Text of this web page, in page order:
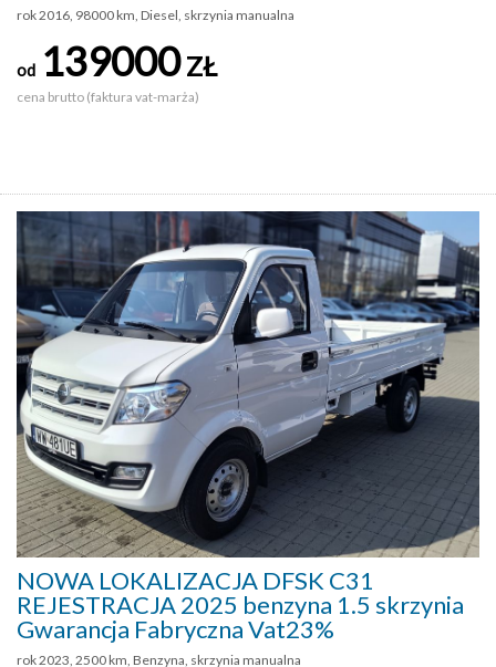
rok 2016, 98000 km, Diesel, skrzynia manualna
od 139000ZŁ
cena brutto (faktura vat-marża)
NOWA LOKALIZACJA DFSK C31
REJESTRACJA 2025 benzyna 1.5 skrzynia
Gwarancja Fabryczna Vat23%
rok 2023, 2500 km, Benzyna, skrzynia manualna